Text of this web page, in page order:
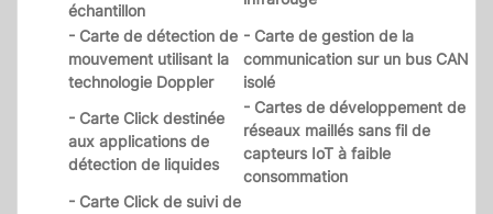
échantillon
- Carte de détection de
mouvement utilisant la
technologie Doppler
- Carte de gestion de la
communication sur un bus CAN
isolé
- Carte Click destinée
aux applications de
détection de liquides
- Cartes de développement de
réseaux maillés sans fil de
capteurs IoT à faible
consommation
- Carte Click de suivi de